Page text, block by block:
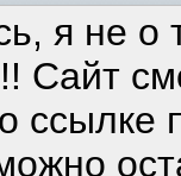
я не о
Сайт
ссылке